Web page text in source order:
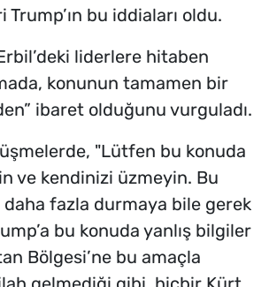
bu iddiaları oldu.
liderlere hitaben
konunun tamamen bir
ibaret olduğunu vurguladı.
"Lütfen bu konuda
ve kendinizi üzmeyin. Bu
fazla durmaya bile gerek
bu konuda yanlış bilgiler
Bölgesi’ne bu amaçla